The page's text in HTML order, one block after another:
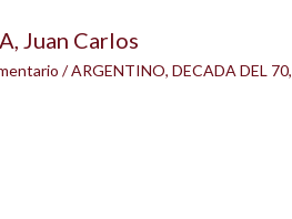
Juan Carlos
/ARGENTINO, DECADA DEL 70,